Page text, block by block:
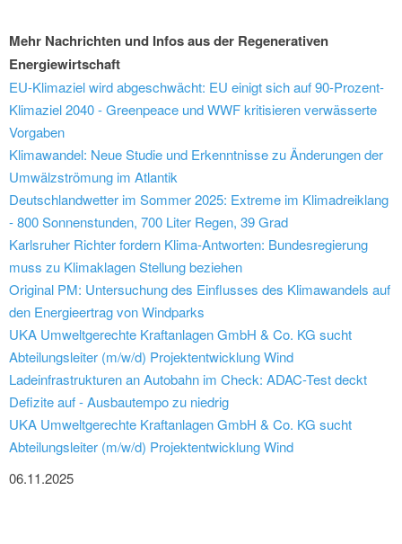
Mehr Nachrichten und Infos aus der Regenerativen
Energiewirtschaft
EU-Klimaziel wird abgeschwächt: EU einigt sich auf 90-Prozent-
Klimaziel 2040 - Greenpeace und WWF kritisieren verwässerte
Vorgaben
Klimawandel: Neue Studie und Erkenntnisse zu Änderungen der
Umwälzströmung im Atlantik
Deutschlandwetter im Sommer 2025: Extreme im Klimadreiklang
- 800 Sonnenstunden, 700 Liter Regen, 39 Grad
Karlsruher Richter fordern Klima-Antworten: Bundesregierung
muss zu Klimaklagen Stellung beziehen
Original PM: Untersuchung des Einflusses des Klimawandels auf
den Energieertrag von Windparks
UKA Umweltgerechte Kraftanlagen GmbH & Co. KG sucht
Abteilungsleiter (m/w/d) Projektentwicklung Wind
Ladeinfrastrukturen an Autobahn im Check: ADAC-Test deckt
Defizite auf - Ausbautempo zu niedrig
UKA Umweltgerechte Kraftanlagen GmbH & Co. KG sucht
Abteilungsleiter (m/w/d) Projektentwicklung Wind
06.11.2025